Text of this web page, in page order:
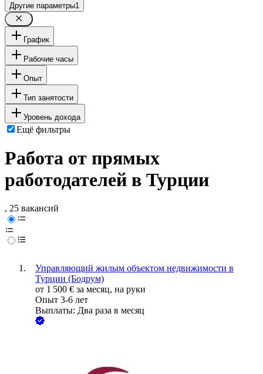
Другие параметры1
График
Рабочие часы
Опыт
Тип занятости
Уровень дохода
Ещё фильтры
Работа от прямых
работодателей в Турции
, 25 вакансий
Управляющий жилым объектом недвижимости в
Турции (Бодрум)
от 1 500 € за месяц, на руки
Опыт 3-6 лет
Выплаты: Два раза в месяц